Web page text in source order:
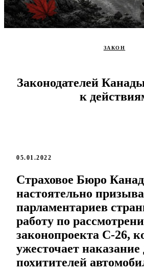
ЗАКОН
Законодателей
к
05.01.2022
Страховое Бюро
настоятельно
парламентариев
работу по
законопроекта С-26,
ужесточает наказание
похитителей